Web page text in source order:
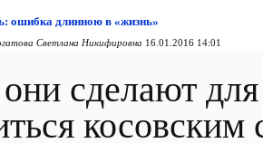
ошибка длинною в «жизнь»
Светлана Никифировна 16.01.2016 14:01
сделают